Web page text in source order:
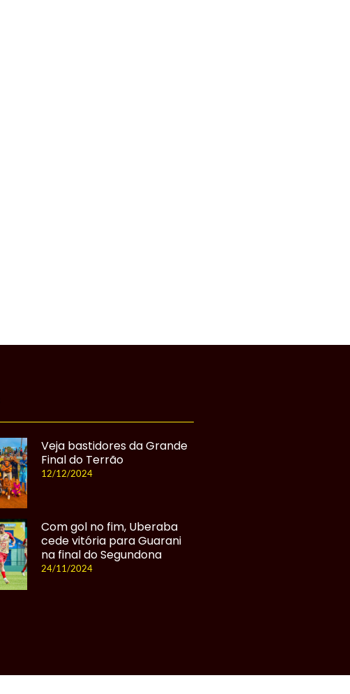
Veja bastidores da Grande
Final do Terrão
12/12/2024
Com gol no fim, Uberaba
cede vitória para Guarani
na final do Segundona
24/11/2024